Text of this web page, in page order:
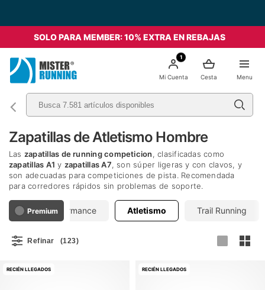
SOLO PARA MEMBER: 10% EXTRA EN REBAJAS
Menu
Cesta
1
Mi Cuenta
Zapatillas de Atletismo Hombre
Las zapatillas de running competicion, clasificadas como
zapatillas A1 y zapatillas A7, son súper ligeras y con clavos, y
son adecuadas para competiciones de pista. Recomendada
para corredores rápidos sin problemas de soporte.
PremiumPerformance Atletismo Trail Running
Refinar (123)
RECIÉN LLEGADOS RECIÉN LLEGADOS